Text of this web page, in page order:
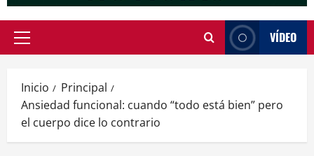
Menú
VÍDEO
Inicio
Principal
Ansiedad funcional: cuando “todo está bien” pero
el cuerpo dice lo contrario